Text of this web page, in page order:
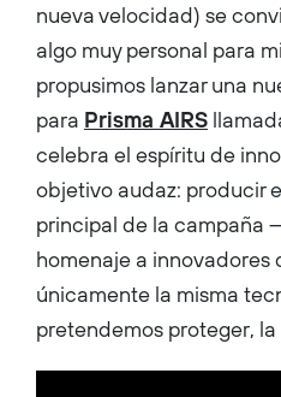
nueva velocidad) se
algo muy personal para
propusimos lanzar una
para Prisma AIRS
celebra el espíritu de
objetivo audaz: producir
principal de la campaña
homenaje a
únicamente la misma
pretendemos proteger,